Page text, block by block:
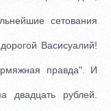
сетования
Васисуалий!
правда". И
рублей.